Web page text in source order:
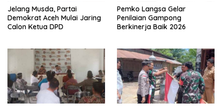
Jelang Musda, Partai
Demokrat Aceh Mulai Jaring
Calon Ketua DPD
Pemko Langsa Gelar
Penilaian Gampong
Berkinerja Baik 2026